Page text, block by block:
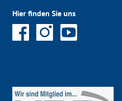
Hier finden Sie uns